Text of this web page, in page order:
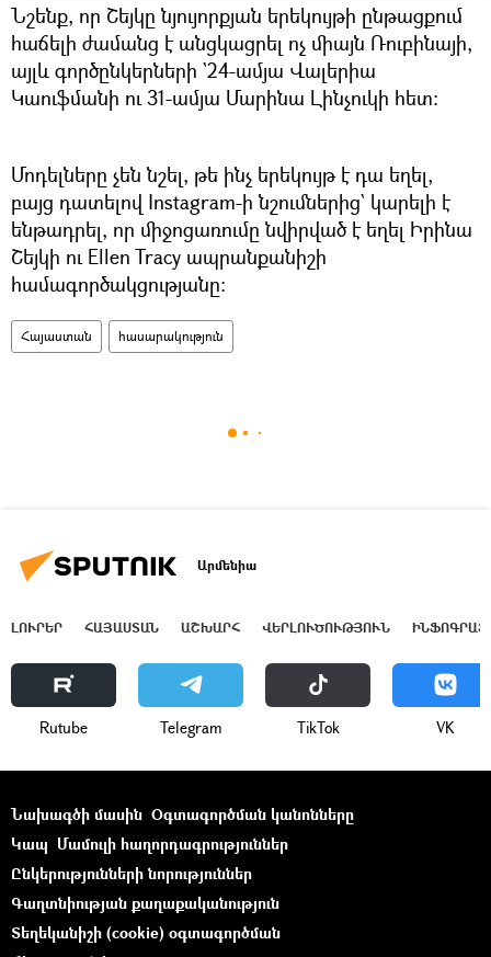
Նշենք, որ Շեյկը նյույորքյան երեկույթի ընթացքում
հաճելի ժամանց է անցկացրել ոչ միայն Ռուբինայի,
այլև գործընկերների `24-ամյա Վալերիա
Կաուֆմանի ու 31-ամյա Մարինա Լինչուկի հետ։
Մոդելները չեն նշել, թե ինչ երեկույթ է դա եղել,
բայց դատելով Instagram-ի նշումներից` կարելի է
ենթադրել, որ միջոցառումը նվիրված է եղել Իրինա
Շեյկի ու Ellen Tracy ապրանքանիշի
համագործակցությանը։
Հայաստան հասարակություն
Արմենիա
ԼՈՒՐԵՐ ՀԱՅԱՍՏԱՆ ԱՇԽԱՐՀ ՎԵՐԼՈՒԾՈՒԹՅՈՒՆ
Rutube Telegram ТikТоk VK
Նախագծի մասին Օգտագործման կանոնները
Կապ Մամուլի հաղորդագրություններ
Ընկերությունների նորություններ
Գաղտնիության քաղաքականություն
Տեղեկանիշի (cookie) օգտագործման